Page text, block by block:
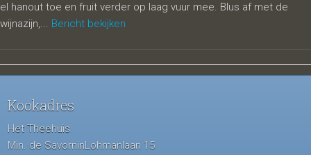
el hanout toe en fruit verder op laag vuur mee. Blus af met de
wijnazijn,... Bericht bekijken
Kookadres
Het Theehuis
Min. de SavorninLohmanlaan 15